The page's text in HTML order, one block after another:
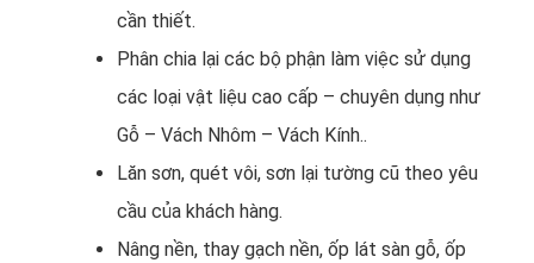
cần thiết.
Phân chia lại các bộ phận làm việc sử dụng
các loại vật liệu cao cấp – chuyên dụng như
Gỗ – Vách Nhôm – Vách Kính..
Lăn sơn, quét vôi, sơn lại tường cũ theo yêu
cầu của khách hàng.
Nâng nền, thay gạch nền, ốp lát sàn gỗ, ốp